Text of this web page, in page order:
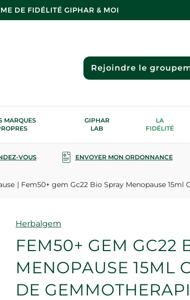
DE FIDÉLITÉ GIPHAR & MOI
Rejoindre le
MARQUES
GIPHAR
LAB
LA
FIDÉLITÉ
VOUS ENVOYER MON ORDONNANCE
Fem50+ gem Gc22 Bio Spray Menopause 15ml
Marque
Herbalgem
FEM50+ GEM GC22
MENOPAUSE 15ML
DE